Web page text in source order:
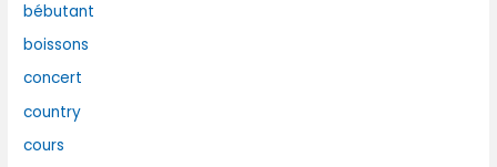
bébutant
boissons
concert
country
cours